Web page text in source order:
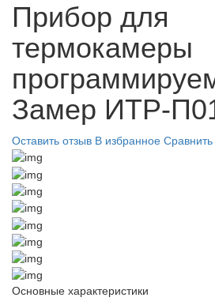
Прибор для
термокамеры
Замер ИТР-
Оставить отзыв В избранное Сравнить
Основные характеристики